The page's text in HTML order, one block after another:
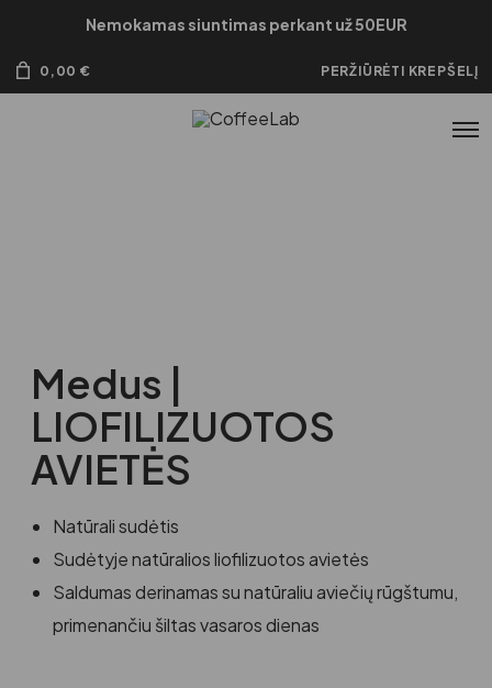
Nemokamas siuntimas perkant už 50EUR
0,00 € PERŽIŪRĖTI KREPŠELĮ
Medus |
LIOFILIZUOTOS
AVIETĖS
Natūrali sudėtis
Sudėtyje natūralios liofilizuotos avietės
Saldumas derinamas su natūraliu aviečių rūgštumu,
primenančiu šiltas vasaros dienas